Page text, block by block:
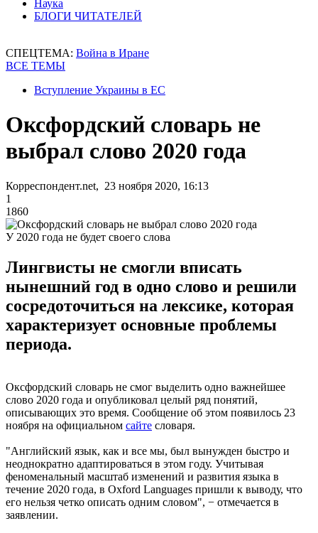
Наука
БЛОГИ ЧИТАТЕЛЕЙ
СПЕЦТЕМА: Война в Иране
ВСЕ ТЕМЫ
Вступление Украины в ЕС
Оксфордский словарь не
выбрал слово 2020 года
Корреспондент.net, 23 ноября 2020, 16:13
1
1860
У 2020 года не будет своего слова
Лингвисты не смогли вписать
нынешний год в одно слово и решили
сосредоточиться на лексике, которая
характеризует основные проблемы
периода.
Оксфордский словарь не смог выделить одно важнейшее
слово 2020 года и опубликовал целый ряд понятий,
описывающих это время. Сообщение об этом появилось 23
ноября на официальном сайте словаря.
"Английский язык, как и все мы, был вынужден быстро и
неоднократно адаптироваться в этом году. Учитывая
феноменальный масштаб изменений и развития языка в
течение 2020 года, в Oxford Languages пришли к выводу, что
его нельзя четко описать одним словом", − отмечается в
заявлении.